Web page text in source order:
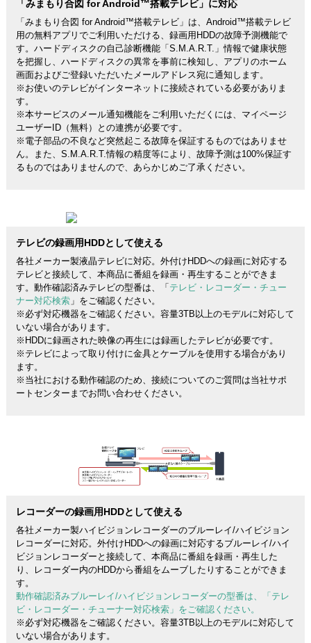
「みまもり合図 for Android™搭載テレビ」に対応
「みまもり合図 for Android™搭載テレビ」は、Android™搭載テレビ
用の無料アプリでご利用いただける、録画用HDDの故障予測機能で
す。ハードディスクの自己診断機能「S.M.A.R.T.」情報で健康状態
を把握し、ハードディスクの異常を事前に検知し、アプリのホーム
画面およびご登録いただいたメールアドレス宛に通知します。
※お使いのテレビがインターネットに接続されている必要がありま
す。
※本サービスのメール通知機能をご利用いただくには、マイページ
ユーザーID（無料）との連携が必要です。
※電子部品の不良など突然起こる故障を保証するものではありませ
ん。また、S.M.A.R.T.情報の精度等により、故障予測は100%保証す
るものではありませんので、あらかじめご了承ください。
テレビの録画用HDDとして使える
各社メーカー製液晶テレビに対応。外付けHDDへの録画に対応する
テレビと接続して、本商品に番組を録画・再生することができま
す。動作確認済みテレビの型番は、「 テレビ・レコーダー・チュー
ナー対応検索」をご確認ください。
※必ず対応機器をご確認ください。容量3TB以上のモデルに対応して
いない場合があります。
※HDDに録画された映像の再生には録画したテレビが必要です。
※テレビによって取り付けに金具とケーブルを使用する場合があり
ます。
※当社における動作確認のため、接続についてのご質問は当社サポ
ートセンターまでお問い合わせください。
レコーダーの録画用HDDとして使える
各社メーカー製ハイビジョンレコーダーのブルーレイ/ハイビジョン
レコーダーに対応。外付けHDDへの録画に対応するブルーレイ/ハイ
ビジョンレコーダーと接続して、本商品に番組を録画・再生した
り、レコーダー内のHDDから番組をムーブしたりすることができま
す。
動作確認済みブルーレイ/ハイビジョンレコーダーの型番は、「テレ
ビ・レコーダー・チューナー対応検索」をご確認ください。
※必ず対応機器をご確認ください。容量3TB以上のモデルに対応して
いない場合があります。